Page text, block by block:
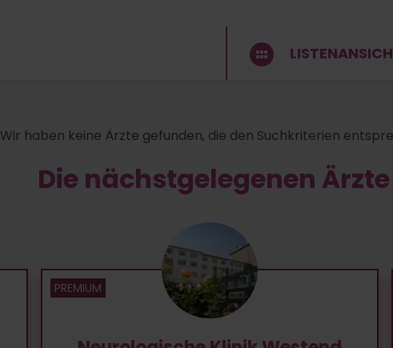
Wir haben keine Ärzte gefunden, die den Suchkriterien
Die nächstgelegenen Ärzte